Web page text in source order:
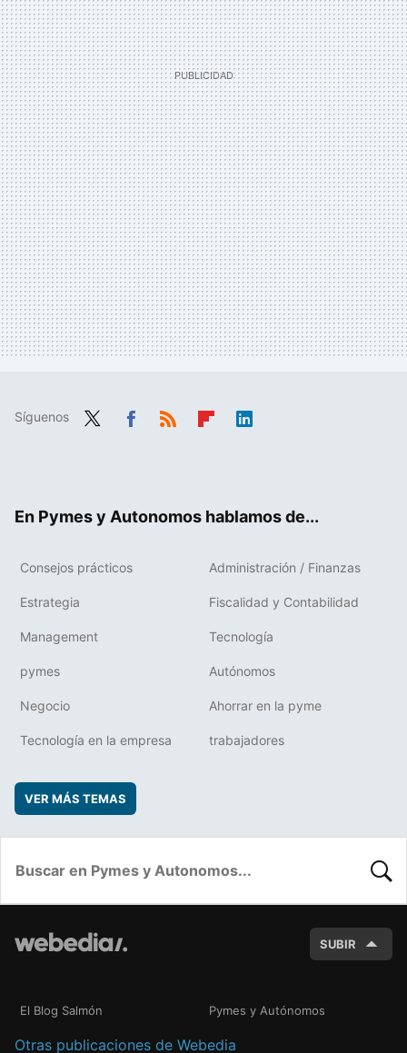
Síguenos
En Pymes y Autonomos hablamos de...
Consejos prácticos Administración / Finanzas
Estrategia Fiscalidad y Contabilidad
Management Tecnología
pymes Autónomos
Negocio Ahorrar en la pyme
Tecnología en la empresa trabajadores
VER MÁS TEMAS
SUBIR
El Blog Salmón Pymes y Autónomos
Otras publicaciones de Webedia